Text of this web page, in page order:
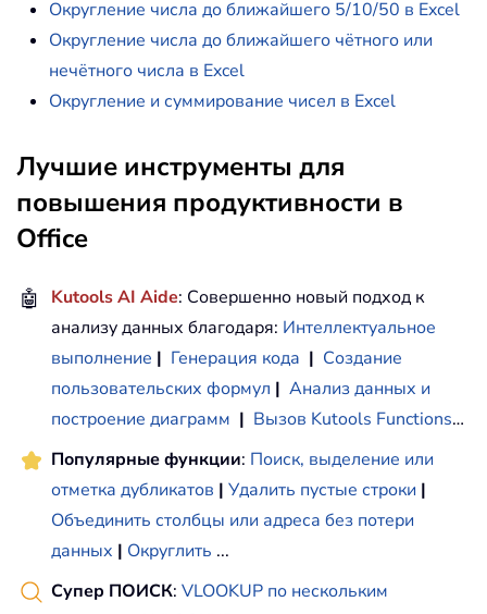
Округление числа до ближайшего 5/10/50 в Excel
Округление числа до ближайшего чётного или
нечётного числа в Excel
Округление и суммирование чисел в Excel
Лучшие инструменты для
повышения продуктивности в
Office
🤖 Kutools AI Aide: Совершенно новый подход к
анализу данных благодаря: Интеллектуальное
выполнение | Генерация кода | Создание
пользовательских формул | Анализ данных и
построение диаграмм | Вызов Kutools Functions…
Популярные функции: Поиск, выделение или
отметка дубликатов | Удалить пустые строки |
Объединить столбцы или адреса без потери
данных | Округлить ...
Супер ПОИСК: VLOOKUP по нескольким